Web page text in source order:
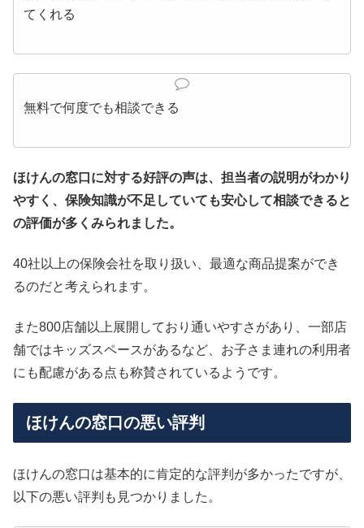
てくれる
無料で何度でも相談できる
ほけんの窓口に対する好評の声は、担当者の説明がわかり
やすく、保険知識が不足していても安心して相談できると
の評価が多くみられました。
40社以上の保険会社を取り扱い、最適な商品提案ができ
るのだと考えられます。
また800店舗以上展開しており通いやすさがあり、一部店
舗ではキッズスペースがあるなど、お子さま連れの利用者
にも配慮がある点も称賛されているようです。
ほけんの窓口の悪い評判
ほけんの窓口は基本的に肯定的な評判が多かったですが、
以下の悪い評判も見つかりました。